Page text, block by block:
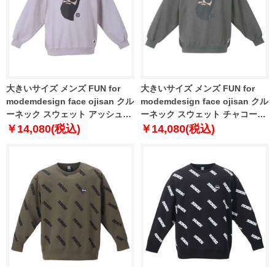
大きいサイズ メンズ FUN for
modemdesign face ojisan クル
ーネック スウェット アッシュ
1278-3608-1 3L 4L 5L 6L
￥14,080(税込)
大きいサイズ メンズ FUN for
modemdesign face ojisan クル
ーネック スウェット チャコール
1278-3608-2 3L 4L 5L 6L
￥14,080(税込)